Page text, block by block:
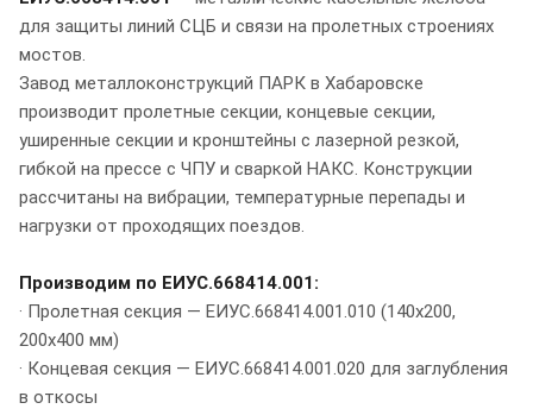
для защиты линий СЦБ и связи на пролетных строениях
мостов.
Завод металлоконструкций ПАРК в Хабаровске
производит пролетные секции, концевые секции,
уширенные секции и кронштейны с лазерной резкой,
гибкой на прессе с ЧПУ и сваркой НАКС. Конструкции
рассчитаны на вибрации, температурные перепады и
нагрузки от проходящих поездов.
Производим по ЕИУС.668414.001:
· Пролетная секция — ЕИУС.668414.001.010 (140х200,
200х400 мм)
· Концевая секция — ЕИУС.668414.001.020 для заглубления
в откосы